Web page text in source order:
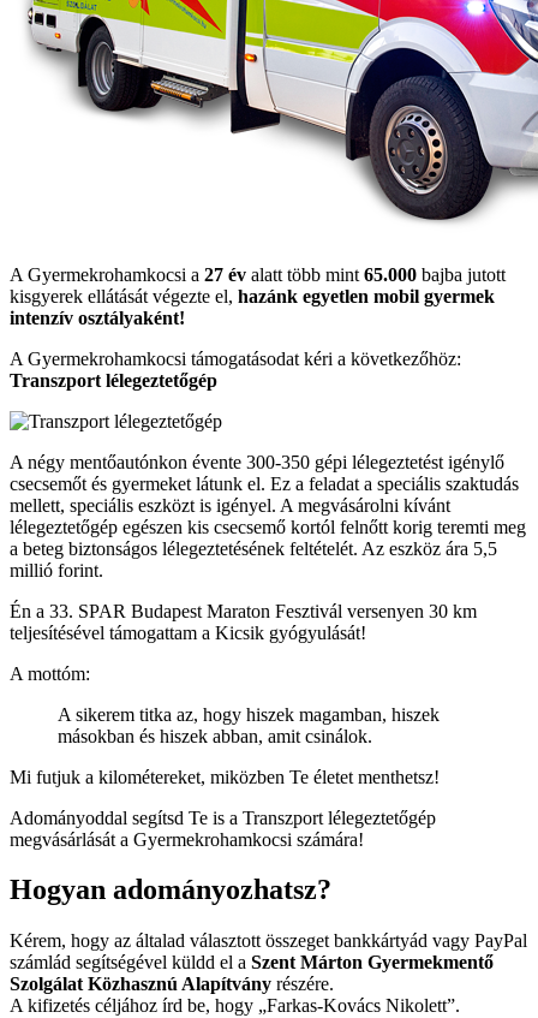
A Gyermekrohamkocsi a 27 év alatt több mint 65.000 bajba jutott
kisgyerek ellátását végezte el, hazánk egyetlen mobil gyermek
intenzív osztályaként!
A Gyermekrohamkocsi támogatásodat kéri a következőhöz:
Transzport lélegeztetőgép
A négy mentőautónkon évente 300-350 gépi lélegeztetést igénylő
csecsemőt és gyermeket látunk el. Ez a feladat a speciális szaktudás
mellett, speciális eszközt is igényel. A megvásárolni kívánt
lélegeztetőgép egészen kis csecsemő kortól felnőtt korig teremti meg
a beteg biztonságos lélegeztetésének feltételét. Az eszköz ára 5,5
millió forint.
Én a 33. SPAR Budapest Maraton Fesztivál versenyen 30 km
teljesítésével támogattam a Kicsik gyógyulását!
A mottóm:
A sikerem titka az, hogy hiszek magamban, hiszek
másokban és hiszek abban, amit csinálok.
Mi futjuk a kilométereket, miközben Te életet menthetsz!
Adományoddal segítsd Te is a Transzport lélegeztetőgép
megvásárlását a Gyermekrohamkocsi számára!
Hogyan adományozhatsz?
Kérem, hogy az általad választott összeget bankkártyád vagy PayPal
számlád segítségével küldd el a Szent Márton Gyermekmentő
Szolgálat Közhasznú Alapítvány részére.
A kifizetés céljához írd be, hogy
Farkas-Kovács Nikolett .